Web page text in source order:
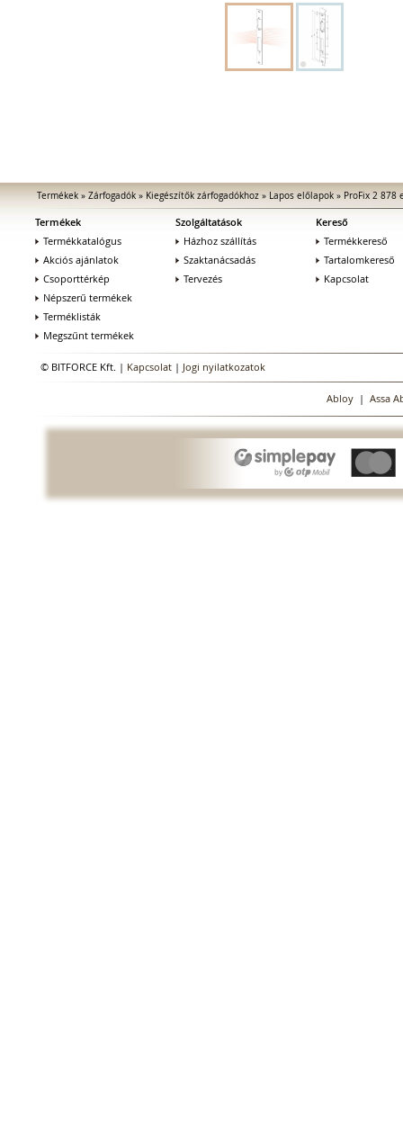
Termékek» Zárfogadók» Kiegészítők zárfogadókhoz» Lapos előlapok» ProFix 2 878
Termékek
Termékkatalógus
Akciós ajánlatok
Csoporttérkép
Népszerű termékek
Terméklisták
Megszűnt termékek
Szolgáltatások
Házhoz szállítás
Szaktanácsadás
Tervezés
Kereső
Termékkereső
Tartalomkereső
Kapcsolat
© BITFORCE Kft. | Kapcsolat | Jogi nyilatkozatok
Abloy| Assa